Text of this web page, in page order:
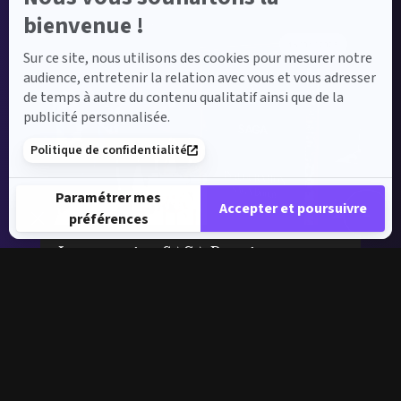
bienvenue !
Sur ce site, nous utilisons des cookies pour mesurer notre
audience, entretenir la relation avec vous et vous adresser
de temps à autre du contenu qualitatif ainsi que de la
publicité personnalisée.
Politique de confidentialité
Paramétrer mes
préférences
Accepter et poursuivre
Axeptio consent
Plateforme de Gestion du Consentement : Personnalisez vos
Inauguration SAGA Douai